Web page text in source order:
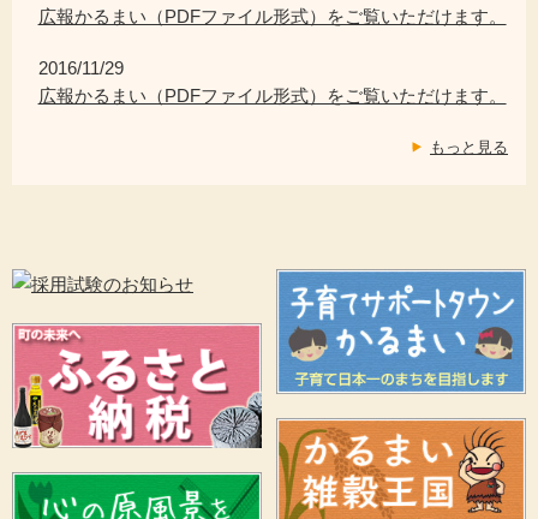
広報かるまい（PDFファイル形式）をご覧いただけます。
2016/11/29
広報かるまい（PDFファイル形式）をご覧いただけます。
もっと見る